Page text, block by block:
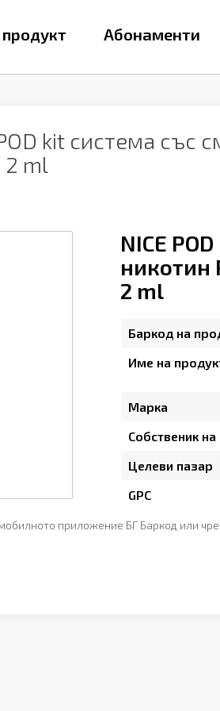
Абонаменти
kit система
ml
NICE
2 ml
Баркод на
Име на
Марка
Собственик
Целеви пазар
GPC
приложение БГ Баркод или